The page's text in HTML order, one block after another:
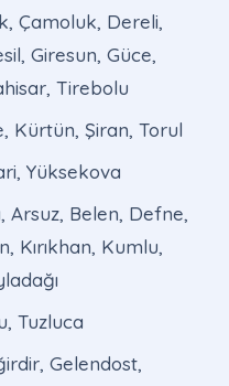
Çamoluk, Dereli,
Giresun, Güce,
Tirebolu
Kürtün, Şiran, Torul
Yüksekova
Arsuz, Belen, Defne,
Kırıkhan, Kumlu,
Tuzluca
Gelendost,